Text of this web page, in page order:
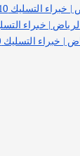
0501078510
خبراء التسليك
التسليك 0501078510